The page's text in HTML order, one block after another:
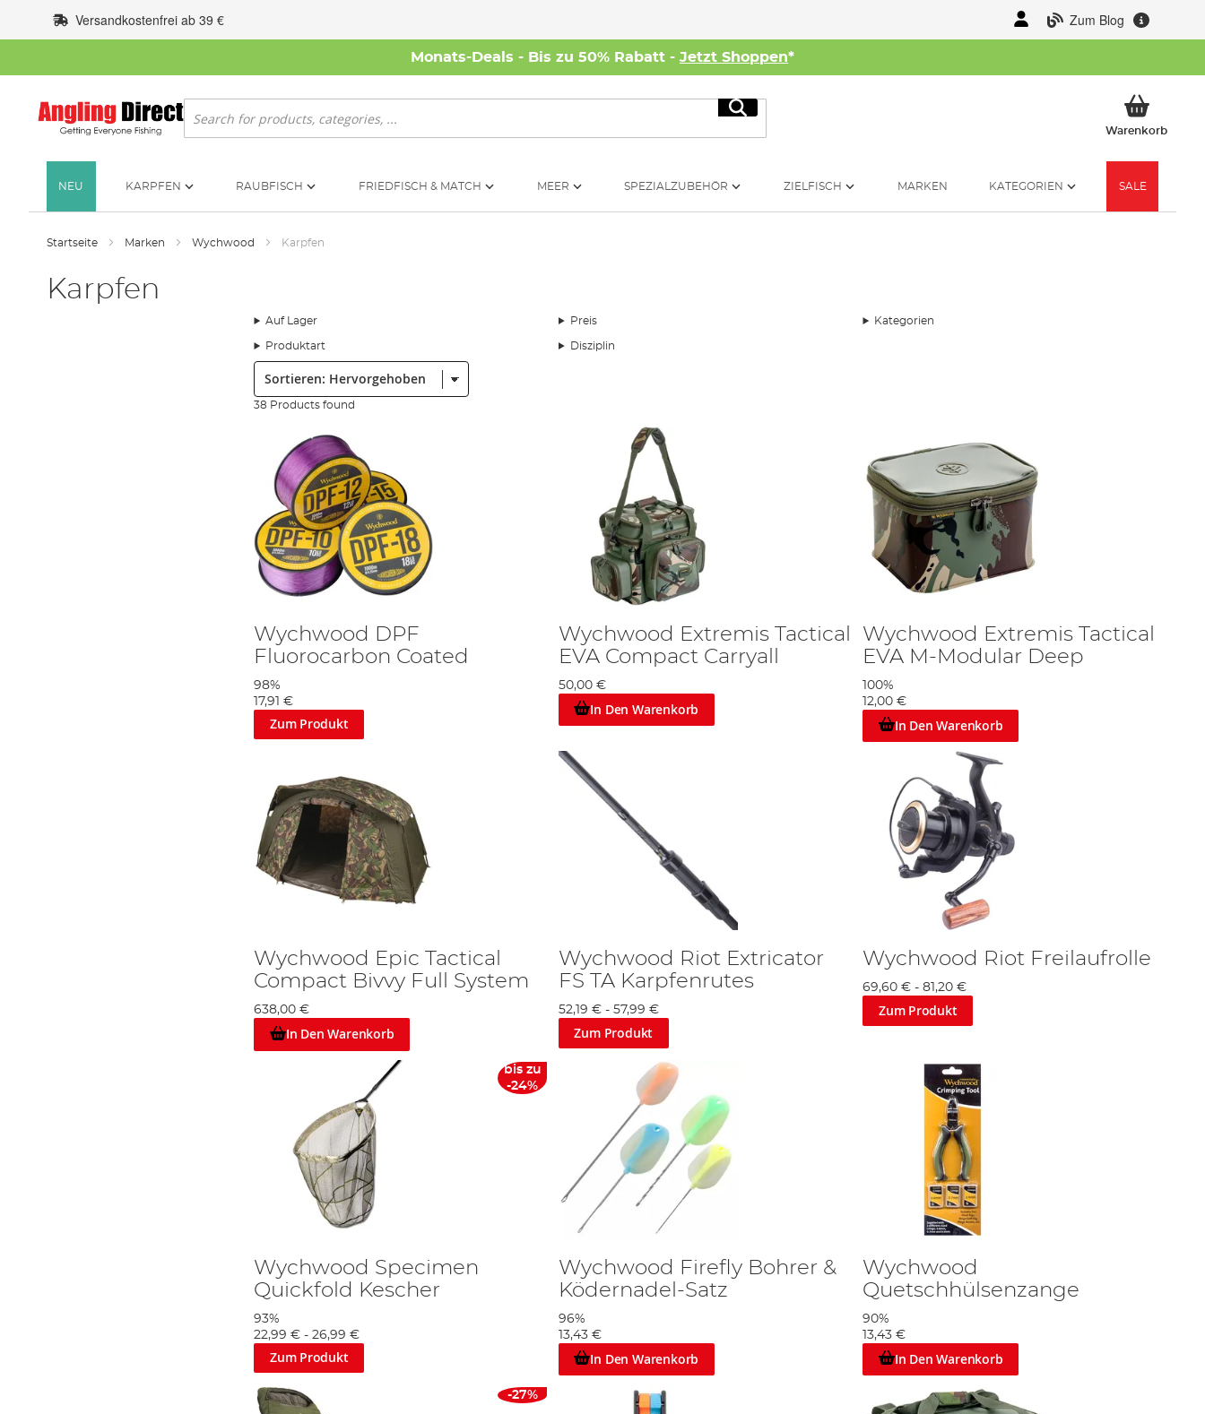
Inhalt
springen
Zum Blog
Versandkostenfrei ab 39 €
Monats-Deals - Bis zu 50% Rabatt - Jetzt Shoppen*
Suche
Suche
WarenkorbMein
NEU KARPFEN RAUBFISCH FRIEDFISCH & MATCH MEER SPEZIALZUBEHÖR ZIELFISCH MARKEN KATEGORIEN SALE
Startseite Marken Wychwood Karpfen
Karpfen
Auf Lager Preis Kategorien
Produktart Disziplin
Sortieren:
38 Products found
Wychwood DPF
Fluorocarbon Coated
98%
17,91 €
Zum Produkt
Wychwood Extremis Tactical
EVA Compact Carryall
50,00 €
In Den Warenkorb
Wychwood Extremis Tactical
EVA M-Modular Deep
100%
12,00 €
In Den Warenkorb
Wychwood Epic Tactical
Compact Bivvy Full System
638,00 €
In Den Warenkorb
Wychwood Riot Extricator
FS TA Karpfenrutes
52,19 €- 57,99 €
Zum Produkt
Wychwood Riot Freilaufrolle
69,60 € -81,20 €
Zum Produkt
bis zu
-24%
Wychwood Specimen
Quickfold Kescher
93%
22,99 € -26,99 €
Zum Produkt
Wychwood Firefly Bohrer &
Ködernadel-Satz
96%
13,43 €
In Den Warenkorb
Wychwood
Quetschhülsenzange
90%
13,43 €
In Den Warenkorb
-27%